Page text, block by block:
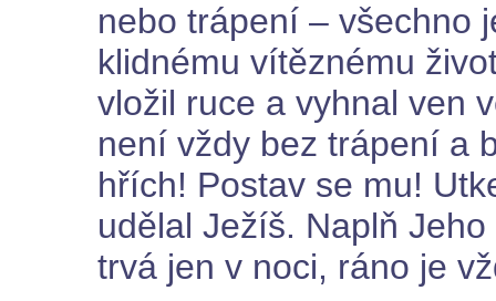
nebo trápení – všechno
klidnému vítěznému
vložil ruce a vyhnal ven
není vždy bez trápení a
hřích! Postav se mu!
udělal Ježíš. Naplň
trvá jen v noci, ráno je